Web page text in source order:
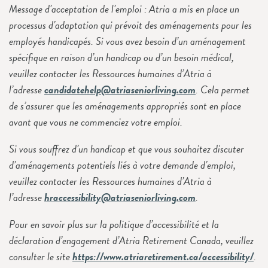
Message d’acceptation de l’emploi : Atria a mis en place un
processus d’adaptation qui prévoit des aménagements pour les
employés handicapés. Si vous avez besoin d’un aménagement
spécifique en raison d’un handicap ou d’un besoin médical,
veuillez contacter les Ressources humaines d’Atria à
l’adressecandidatehelp@atriaseniorliving.com. Cela permet
de s’assurer que les aménagements appropriés sont en place
avant que vous ne commenciez votre emploi.
Si vous souffrez d’un handicap et que vous souhaitez discuter
d’aménagements potentiels liés à votre demande d’emploi,
veuillez contacter les Ressources humaines d’Atria à
l’adressehraccessibility@atriaseniorliving.com.
Pour en savoir plus sur la politique d’accessibilité et la
déclaration d’engagement d’Atria Retirement Canada, veuillez
consulter le sitehttps://www.atriaretirement.ca/accessibility/.